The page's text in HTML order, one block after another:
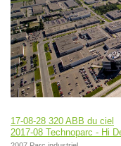
17-08-28 320 ABB du ciel
2017-08 Technoparc - Hi